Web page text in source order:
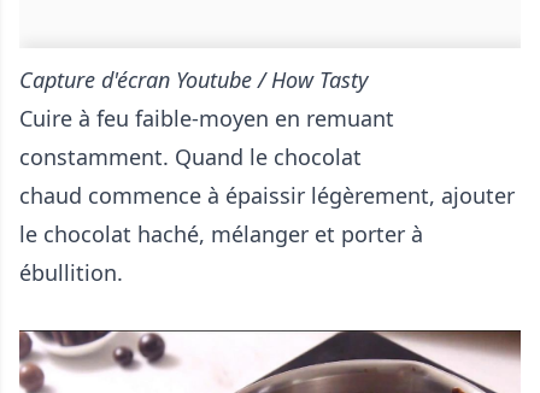
Capture d'écran Youtube / How Tasty
Cuire à feu faible-moyen en remuant
constamment. Quand le chocolat
chaud commence à épaissir légèrement, ajouter
le chocolat haché, mélanger et porter à
ébullition.